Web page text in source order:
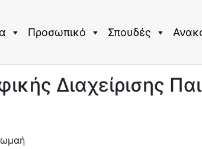
Προσωπικό Σπουδές
Διαχείρισης